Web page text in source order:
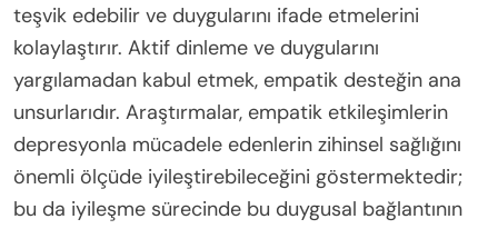
teşvik edebilir ve duygularını ifade etmelerini
kolaylaştırır. Aktif dinleme ve duygularını
yargılamadan kabul etmek, empatik desteğin ana
unsurlarıdır. Araştırmalar, empatik etkileşimlerin
depresyonla mücadele edenlerin zihinsel sağlığını
önemli ölçüde iyileştirebileceğini göstermektedir;
bu da iyileşme sürecinde bu duygusal bağlantının